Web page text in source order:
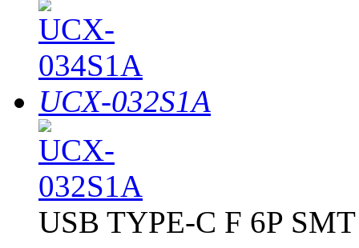
UCX-032S1A
USB TYPE-C F 6P